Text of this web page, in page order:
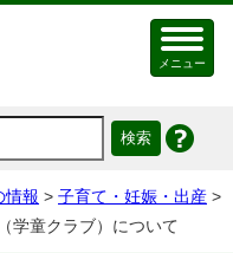
メニュー
情報 > 子育て・妊娠・出産 >
学童クラブ）について